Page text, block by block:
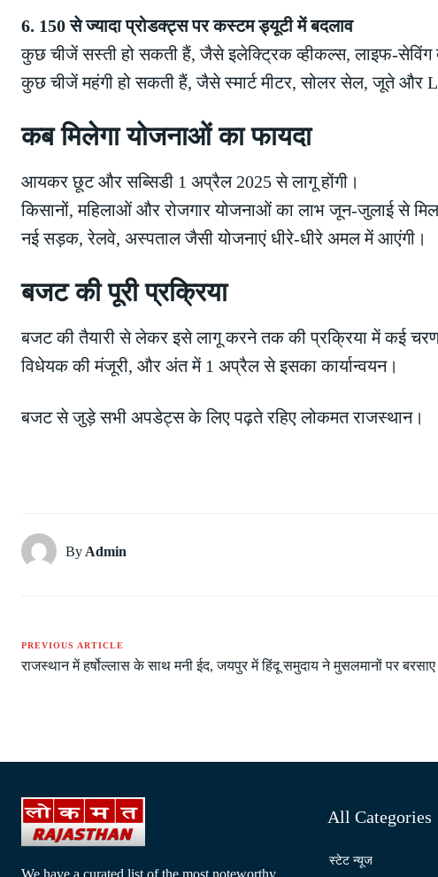
6. 150 से ज्यादा प्रोडक्ट्स पर कस्टम ड्यूटी में बदलाव
कुछ चीजें सस्ती हो सकती हैं, जैसे इलेक्ट्रिक व्हीकल्स, लाइफ-सेविंग
कुछ चीजें महंगी हो सकती हैं, जैसे स्मार्ट मीटर, सोलर सेल, जूते और
कब मिलेगा योजनाओं का फायदा
आयकर छूट और सब्सिडी 1 अप्रैल 2025 से लागू होंगी।
किसानों, महिलाओं और रोजगार योजनाओं का लाभ जून-जुलाई से
नई सड़क, रेलवे, अस्पताल जैसी योजनाएं धीरे-धीरे अमल में आएंगी।
बजट की पूरी प्रक्रिया
बजट की तैयारी से लेकर इसे लागू करने तक की प्रक्रिया में कई चरण
विधेयक की मंजूरी, और अंत में 1 अप्रैल से इसका कार्यान्वयन।
बजट से जुड़े सभी अपडेट्स के लिए पढ़ते रहिए लोकमत राजस्थान।
By Admin
PREVIOUS ARTICLE
राजस्थान में हर्षोल्लास के साथ मनी ईद, जयपुर में हिंदू समुदाय ने मुसलमानों पर
We have a curated list of the most noteworthy
All Categories
स्टेट न्यूज